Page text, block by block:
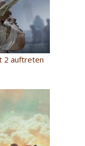
2 auftreten